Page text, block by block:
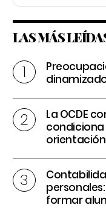
LAS MÁS
La OCDE
condiciona
formar